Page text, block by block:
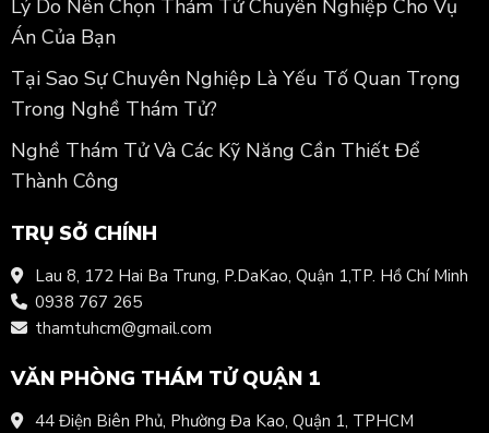
Lý Do Nên Chọn Thám Tử Chuyên Nghiệp Cho Vụ
Án Của Bạn
Tại Sao Sự Chuyên Nghiệp Là Yếu Tố Quan Trọng
Trong Nghề Thám Tử?
Nghề Thám Tử Và Các Kỹ Năng Cần Thiết Để
Thành Công
TRỤ SỞ CHÍNH
Lau 8, 172 Hai Ba Trung, P.DaKao, Quận 1,TP. Hồ Chí Minh
0938 767 265
thamtuhcm@gmail.com
VĂN PHÒNG THÁM TỬ QUẬN 1
44 Điện Biên Phủ, Phường Đa Kao, Quận 1, TPHCM